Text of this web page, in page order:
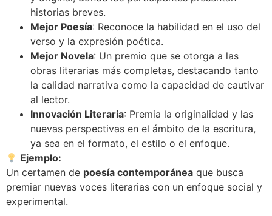
historias breves.
Mejor Poesía: Reconoce la habilidad en el uso del
verso y la expresión poética.
Mejor Novela: Un premio que se otorga a las
obras literarias más completas, destacando tanto
la calidad narrativa como la capacidad de cautivar
al lector.
Innovación Literaria: Premia la originalidad y las
nuevas perspectivas en el ámbito de la escritura,
ya sea en el formato, el estilo o el enfoque.
Ejemplo:
Un certamen de poesía contemporánea que busca
premiar nuevas voces literarias con un enfoque social y
experimental.